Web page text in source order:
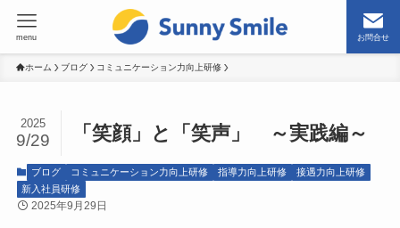
お問合せ
menu
ホーム ブログ コミュニケーション力向上研修
「笑顔」と「笑声」 ～実践編～
2025
9/29
ブログ コミュニケーション力向上研修 指導力向上研修
接遇力向上研修
新入社員研修
2025年9月29日